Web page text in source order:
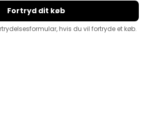
Fortryd dit køb
hvis du vil fortryde et køb.